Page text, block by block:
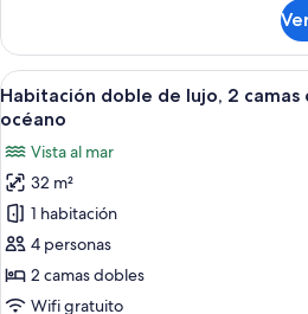
al
océano
romántica,
cama
King
balcón,
frente
al
océano
Ver
todas
fotos
de
Habitación
doble
de
lujo,
7
Habitación doble de lujo, 2 camas
océano
Vista al mar
32 m²
1 habitación
4 personas
2 camas dobles
Wifi gratuito